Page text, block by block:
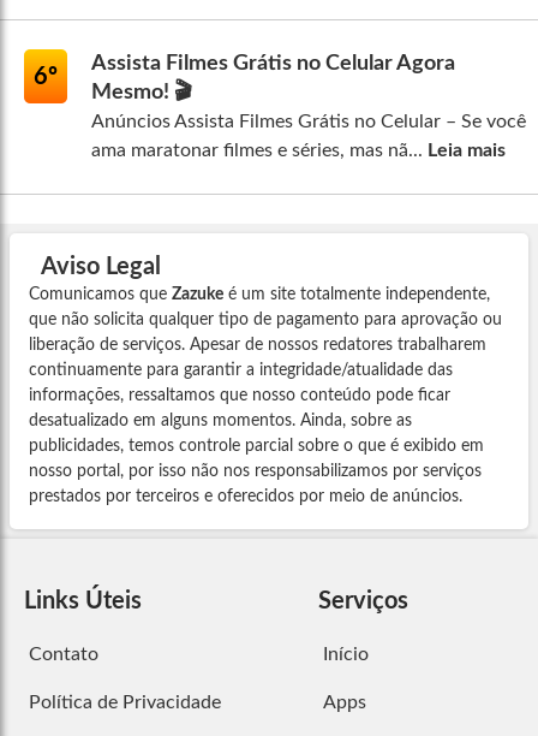
6º
Assista Filmes Grátis no Celular Agora
Mesmo! 🎬
Anúncios Assista Filmes Grátis no Celular – Se você
ama maratonar filmes e séries, mas nã... Leia mais
Aviso Legal
Comunicamos que Zazuke é um site totalmente independente,
que não solicita qualquer tipo de pagamento para aprovação ou
liberação de serviços. Apesar de nossos redatores trabalharem
continuamente para garantir a integridade/atualidade das
informações, ressaltamos que nosso conteúdo pode ficar
desatualizado em alguns momentos. Ainda, sobre as
publicidades, temos controle parcial sobre o que é exibido em
nosso portal, por isso não nos responsabilizamos por serviços
prestados por terceiros e oferecidos por meio de anúncios.
Links Úteis
Contato
Política de Privacidade
Serviços
Início
Apps